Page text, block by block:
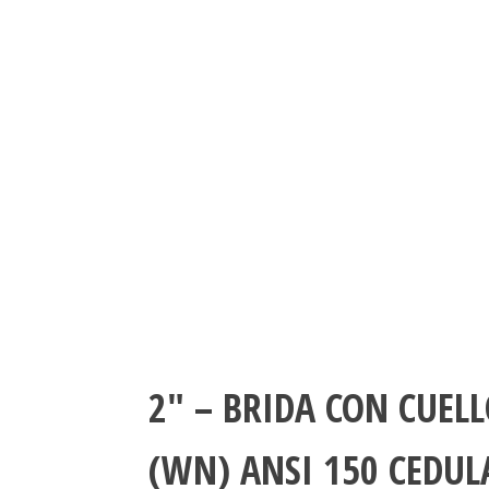
2″ – BRIDA CON
(WN) ANSI 150